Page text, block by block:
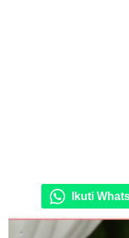
Ikuti